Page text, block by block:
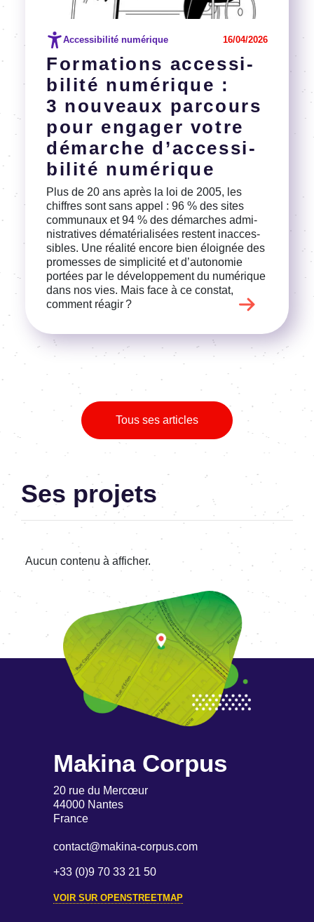
Forma­tions acces­si­
bi­lité numé­rique :
3 nouveaux parcours
pour enga­ger votre
démarche d’ac­ces­si­
bi­lité numé­rique
Accessibilité numérique 16/04/2026
Plus de 20 ans après la loi de 2005, les
chiffres sont sans appel : 96 % des sites
commu­naux et 94 % des démarches admi­
nis­tra­tives déma­té­ria­li­sées restent inac­ces­
sibles. Une réalité encore bien éloi­gnée des
promesses de simpli­cité et d’au­to­no­mie
portées par le déve­lop­pe­ment du numé­rique
dans nos vies. Mais face à ce constat,
comment réagir ?
Tous ses articles
Ses projets
Aucun contenu à afficher.
Makina Corpus
20 rue du Mercœur
44000 Nantes
France
contact@makina-corpus.com
+33 (0)9 70 33 21 50
VOIR SUR OPENSTREETMAP